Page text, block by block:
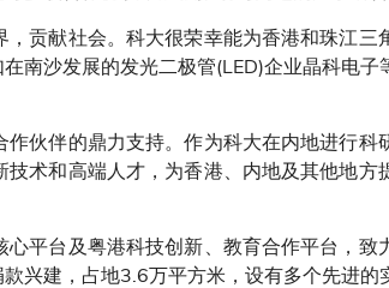
贡献社会。科大很荣幸能为香港和珠江三
南沙发展的发光二极管(LED)企业晶科电子
伙伴的鼎力支持。作为科大在内地进行科
术和高端人才，为香港、内地及其他地方
平台及粤港科技创新、教育合作平台，致
兴建，占地3.6万平方米，设有多个先进的